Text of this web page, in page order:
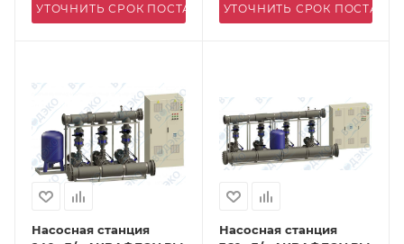
УТОЧНИТЬ СРОК ПОСТАВКИ УТОЧНИТЬ СРОК
Насосная станция
Насосная станция